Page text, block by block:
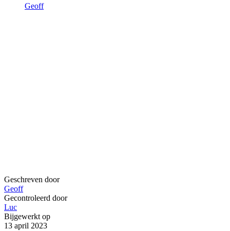
Geoff
Geschreven door
Geoff
Gecontroleerd door
Luc
Bijgewerkt op
13 april 2023